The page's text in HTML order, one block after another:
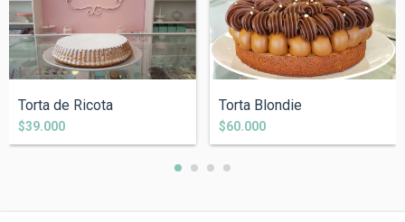
Torta de Ricota
$39.000
Torta Blondie
$60.000